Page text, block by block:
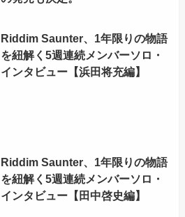
Riddim Saunter、1年限りの物語
を紐解く5週連続メンバーソロ・
インタビュー【浜田将充編】
Riddim Saunter、1年限りの物語
を紐解く5週連続メンバーソロ・
インタビュー【田中啓史編】